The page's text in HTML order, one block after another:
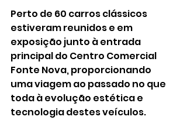
Perto de 60 carros clássicos
estiveram reunidos e em
exposição junto à entrada
principal do Centro Comercial
Fonte Nova, proporcionando
uma viagem ao passado no que
toda à evolução estética e
tecnologia destes veículos.